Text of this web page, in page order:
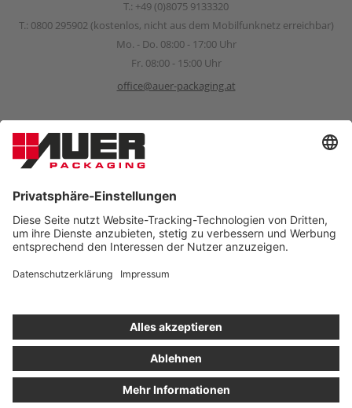
T.: +49 (0)8075 9133320
T.: 0800 295902(kostenlos, nicht aus dem Mobilfunknetz erreichbar)
Mo. - Do. 08:00 - 17:00 Uhr
Fr. 08:00 - 15:00 Uhr
office@auer-packaging.at
Sponsoring Anfragen
sponsoring@auer-packaging.com
Sie kaufen momentan als Geschäftskunde ein. Im Privatkunden-
Shop verstehen sich alle Preise inkl. MwSt. und es gilt das
gesetzliche Rückgaberecht von 14 Tagen.
ALS PRIVATKUNDE BESTELLEN